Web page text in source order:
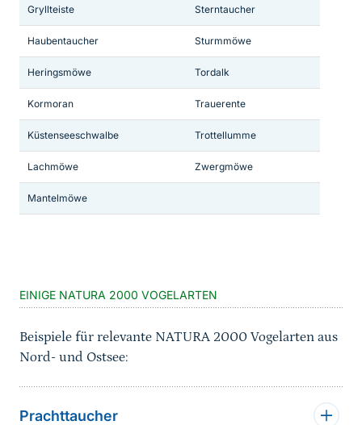
Gryllteiste Sterntaucher
Haubentaucher Sturmmöwe
Heringsmöwe Tordalk
Kormoran Trauerente
Küstenseeschwalbe Trottellumme
Lachmöwe Zwergmöwe
Mantelmöwe
EINIGE NATURA 2000 VOGELARTEN
Beispiele für relevante NATURA 2000 Vogelarten aus
Nord- und Ostsee:
Prachttaucher